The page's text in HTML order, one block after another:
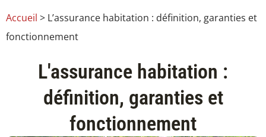
Accueil > L’assurance habitation : définition, garanties et
fonctionnement
L'assurance habitation :
définition, garanties et
fonctionnement